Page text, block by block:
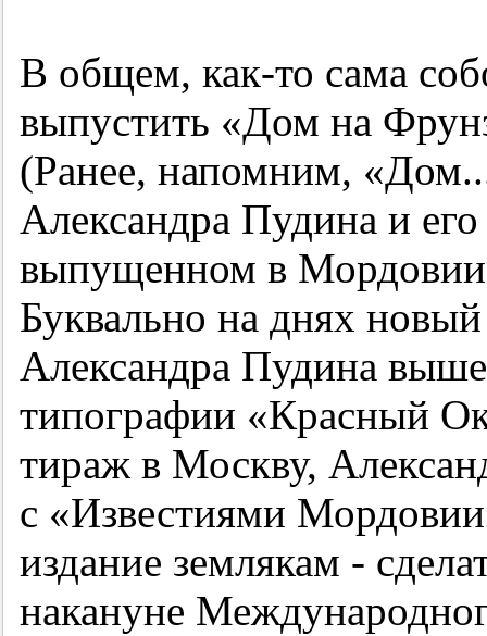
В общем, как-то сама
выпустить «Дом на
(Ранее, напомним,
Александра Пудина и
выпущенном в Мордовии
Буквально на днях
Александра Пудина
типографии «Красный
тираж в Москву,
с «Известиями
издание землякам -
накануне